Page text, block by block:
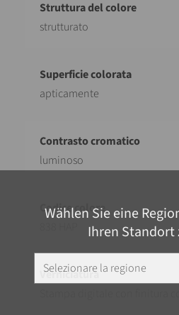
Wählen Sie eine
Ihren Standort
Selezionare la regione
strutturato
apticamente
luminoso